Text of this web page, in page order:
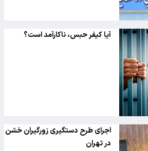
آیا کیفر حبس، ناکارآمد است؟
اجرای طرح دستگیری زورگیران خشن
در تهران